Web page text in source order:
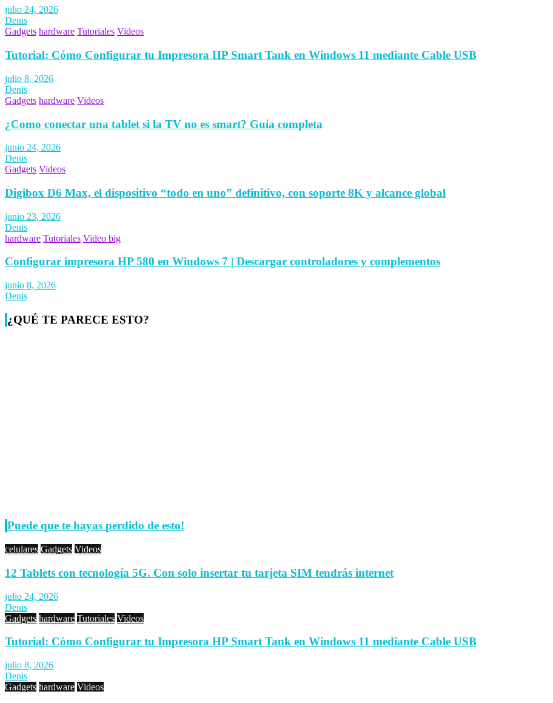
julio 24, 2026
Denis
Gadgets hardware Tutoriales Videos
Tutorial: Cómo Configurar tu Impresora HP Smart Tank en Windows 11 mediante Cable USB
julio 8, 2026
Denis
Gadgets hardware Videos
¿Como conectar una tablet si la TV no es smart? Guía completa
junio 24, 2026
Denis
Gadgets Videos
Digibox D6 Max, el dispositivo “todo en uno” definitivo, con soporte 8K y alcance global
junio 23, 2026
Denis
hardware Tutoriales Video big
Configurar impresora HP 580 en Windows 7 | Descargar controladores y complementos
junio 8, 2026
Denis
¿QUÉ TE PARECE ESTO?
Puede que te hayas perdido de esto!
celulares Gadgets Videos
12 Tablets con tecnología 5G. Con solo insertar tu tarjeta SIM tendrás internet
julio 24, 2026
Denis
Gadgets hardware Tutoriales Videos
Tutorial: Cómo Configurar tu Impresora HP Smart Tank en Windows 11 mediante Cable USB
julio 8, 2026
Denis
Gadgets hardware Videos